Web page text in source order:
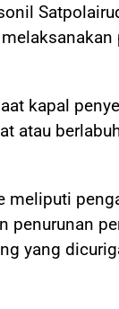
kapal
atau
meliputi
penurunan
yang